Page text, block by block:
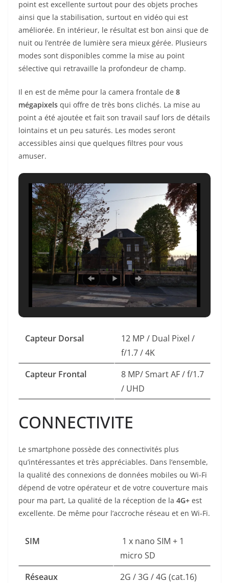
point est excellente surtout pour des objets proches
ainsi que la stabilisation, surtout en vidéo qui est
améliorée. En intérieur, le résultat est bon ainsi que de
nuit ou l’entrée de lumière sera mieux gérée. Plusieurs
modes sont disponibles comme la mise au point
sélective qui retravaille la profondeur de champ.
Il en est de même pour la camera frontale de 8
mégapixels qui offre de très bons clichés. La mise au
point a été ajoutée et fait son travail sauf lors de détails
lointains et un peu saturés. Les modes seront
accessibles ainsi que quelques filtres pour vous
amuser.
Capteur Dorsal
12 MP / Dual Pixel /
f/1.7 / 4K
Capteur Frontal
8 MP/ Smart AF / f/1.7
/ UHD
CONNECTIVITE
Le smartphone possède des connectivités plus
qu’intéressantes et très appréciables. Dans l’ensemble,
la qualité des connexions de données mobiles ou Wi-Fi
dépend de votre opérateur et de votre couverture mais
pour ma part, La qualité de la réception de la 4G+ est
excellente. De même pour l’accroche réseau et en Wi-Fi.
SIM
1 x nano SIM + 1
micro SD
Réseaux
2G / 3G / 4G (cat.16)